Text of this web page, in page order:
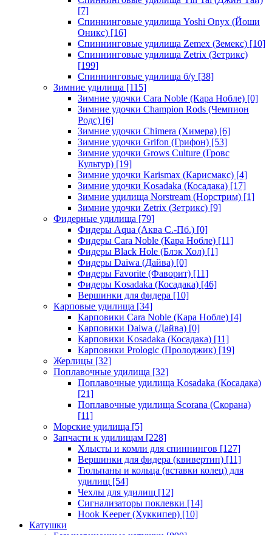
[7]
Спиннинговые удилища Yoshi Onyx (Йоши
Оникс) [16]
Спиннинговые удилища Zemex (Земекс) [10]
Спиннинговые удилища Zetrix (Зетрикс)
[199]
Спиннинговые удилища б/у [38]
Зимние удилища [115]
Зимние удочки Cara Noble (Кара Нобле) [0]
Зимние удочки Champion Rods (Чемпион
Родс) [6]
Зимние удочки Chimera (Химера) [6]
Зимние удочки Grifon (Грифон) [53]
Зимние удочки Grows Culture (Гровс
Культур) [19]
Зимние удочки Karismax (Карисмакс) [4]
Зимние удочки Kosadaka (Косадака) [17]
Зимние удилища Norstream (Норстрим) [1]
Зимние удочки Zetrix (Зетрикс) [9]
Фидерные удилища [79]
Фидеры Aqua (Аква С.-Пб.) [0]
Фидеры Cara Noble (Кара Нобле) [11]
Фидеры Black Hole (Блэк Хол) [1]
Фидеры Daiwa (Дайва) [0]
Фидеры Favorite (Фаворит) [11]
Фидеры Kosadaka (Косадака) [46]
Вершинки для фидера [10]
Карповые удилища [34]
Карповики Cara Noble (Кара Нобле) [4]
Карповики Daiwa (Дайва) [0]
Карповики Kosadaka (Косадака) [11]
Карповики Prologic (Пролоджик) [19]
Жерлицы [32]
Поплавочные удилища [32]
Поплавочные удилища Kosadaka (Косадака)
[21]
Поплавочные удилища Scorana (Скорана)
[11]
Морские удилища [5]
Запчасти к удилищам [228]
Хлысты и комли для спиннингов [127]
Вершинки для фидера (квивертип) [11]
Тюльпаны и кольца (вставки колец) для
удилищ [54]
Чехлы для удилищ [12]
Сигнализаторы поклевки [14]
Hook Keeper (Хуккипер) [10]
Катушки